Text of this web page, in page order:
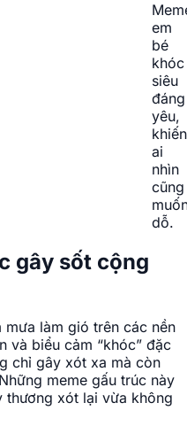
em
bé
khóc
siêu
đáng
yêu,
khiến
ai
nhìn
cũng
dỗ.
gây sốt cộng
làm gió trên các nền
và biểu cảm “khóc” đặc
chỉ gây xót xa mà còn
meme gấu trúc này
thương xót lại vừa không